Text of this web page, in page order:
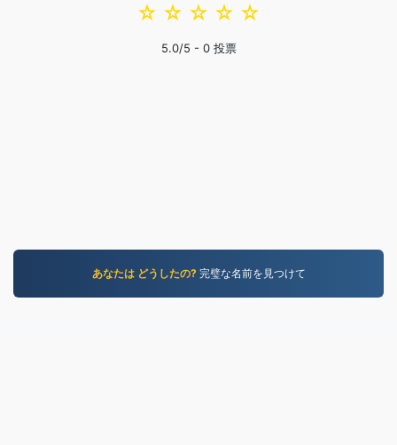
☆
☆
☆
☆
☆
5.0/5 - 0投票
あなたは どうしたの?完璧な名前を見つけて